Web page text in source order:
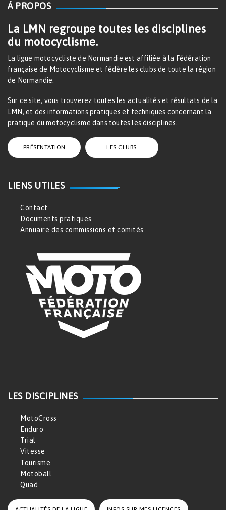
À PROPOS
La LMN regroupe toutes les disciplines
du motocyclisme.
La ligue motocycliste de Normandie est affiliée à la Fédération
française de Motocyclisme et fédère les clubs de toute la région
de Normandie.
Sur ce site, vous trouverez toutes les actualités et résultats de la
LMN, et des informations pratiques et techniques concernant la
pratique du motocyclisme dans toutes les disciplines.
PRÉSENTATION LES CLUBS
LIENS UTILES
Contact
Documents pratiques
Annuaire des commissions et comités
LES DISCIPLINES
MotoCross
Enduro
Trial
Vitesse
Tourisme
Motoball
Quad